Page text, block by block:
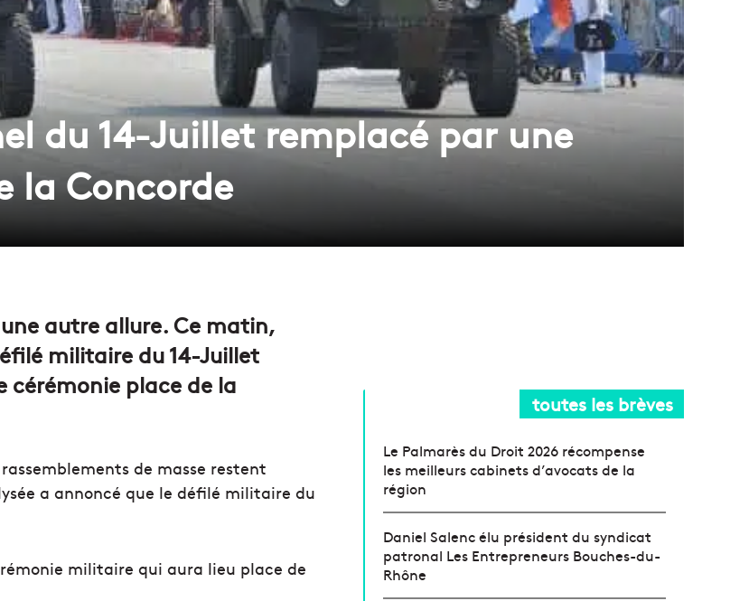
du 14-Juillet remplacé par une
la Concorde
autre allure. Ce matin,
militaire du 14-Juillet
cérémonie place de la
de masse restent
a annoncé que le défilé militaire du
militaire qui aura lieu place de
toutes les brèves
Le Palmarès du Droit 2026 récompense
les meilleurs cabinets d’avocats de la
région
Daniel Salenc élu président du syndicat
patronal Les Entrepreneurs Bouches-du-
Rhône